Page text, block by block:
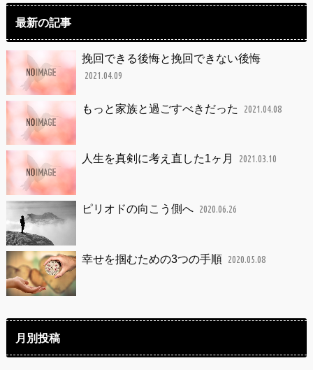
最新の記事
挽回できる後悔と挽回できない後悔
2021.04.09
もっと家族と過ごすべきだった 2021.04.08
人生を真剣に考え直した1ヶ月 2021.03.10
ピリオドの向こう側へ 2020.06.26
幸せを掴むための3つの手順 2020.05.08
月別投稿